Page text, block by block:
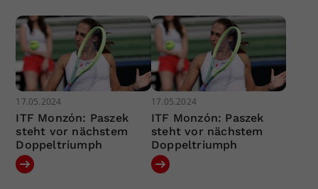
17.05.2024
ITF Monzón: Paszek
steht vor nächstem
Doppeltriumph
17.05.2024
ITF Monzón: Paszek
steht vor nächstem
Doppeltriumph